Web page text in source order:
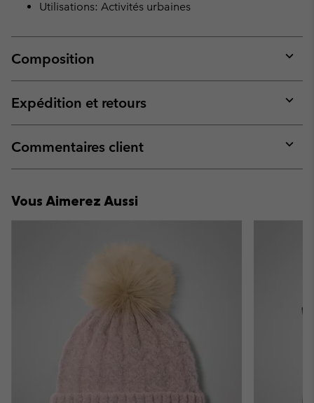
Utilisations: Activités urbaines
Composition
or
Expédition et retours
or
Commentaires client
or
Vous Aimerez Aussi